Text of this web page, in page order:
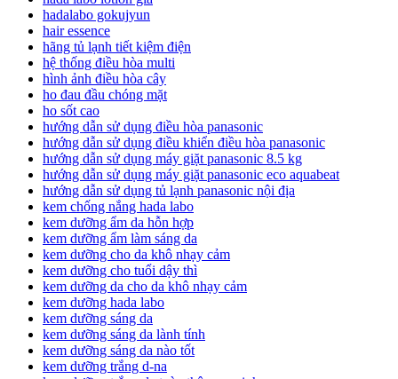
hadalabo gokujyun
hair essence
hãng tủ lạnh tiết kiệm điện
hệ thống điều hòa multi
hình ảnh điều hòa cây
ho đau đầu chóng mặt
ho sốt cao
hướng dẫn sử dụng điều hòa panasonic
hướng dẫn sử dụng điều khiển điều hòa panasonic
hướng dẫn sử dụng máy giặt panasonic 8.5 kg
hướng dẫn sử dụng máy giặt panasonic eco aquabeat
hướng dẫn sử dụng tủ lạnh panasonic nội địa
kem chống nắng hada labo
kem dưỡng ẩm da hỗn hợp
kem dưỡng ẩm làm sáng da
kem dưỡng cho da khô nhạy cảm
kem dưỡng cho tuổi dậy thì
kem dưỡng da cho da khô nhạy cảm
kem dưỡng hada labo
kem dưỡng sáng da
kem dưỡng sáng da lành tính
kem dưỡng sáng da nào tốt
kem dưỡng trắng d-na